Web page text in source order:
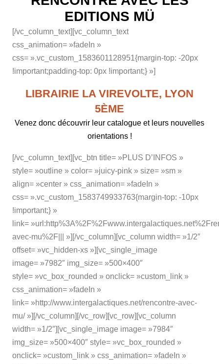
EDITIONS MÜ
[/vc_column_text][vc_column_text
css_animation= »fadeIn »
css= ».vc_custom_1583601128951{margin-top: -20px
!important;padding-top: 0px !important;} »]
LIBRAIRIE LA VIREVOLTE, LYON
5ÈME
Venez donc découvrir leur catalogue et leurs nouvelles
orientations !
[/vc_column_text][vc_btn title= »PLUS D’INFOS »
style= »outline » color= »juicy-pink » size= »sm »
align= »center » css_animation= »fadeIn »
css= ».vc_custom_1583749933763{margin-top: -10px
!important;} »
link=
avec-mu%2F||| »][/vc_column][vc_column width= »1/2″
offset= »vc_hidden-xs »][vc_single_image
image= »7982″ img_size= »500×400″
style= »vc_box_rounded » onclick= »custom_link »
css_animation= »fadeIn »
link= »http://www.intergalactiques.net/rencontre-avec-
mu/ »][/vc_column][/vc_row][vc_row][vc_column
width= »1/2″][vc_single_image image= »7984″
img_size= »500×400″ style= »vc_box_rounded »
onclick= »custom_link » css_animation= »fadeIn »